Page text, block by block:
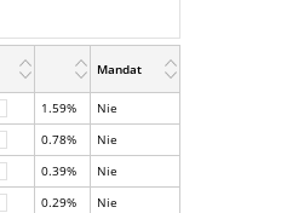
Mandat
1.59%
Nie
0.78%
Nie
0.39%
Nie
0.29%
Nie